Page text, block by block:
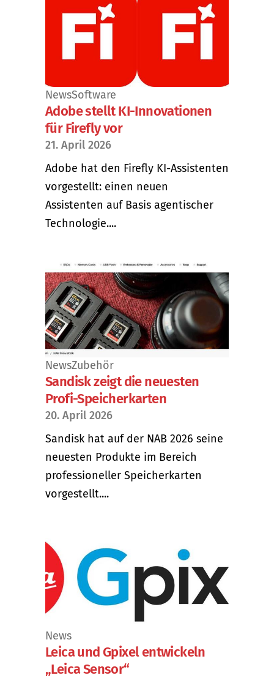
NewsSoftware
Adobe stellt KI-Innovationen
für Firefly vor
21. April 2026
Adobe hat den Firefly KI-Assistenten
vorgestellt: einen neuen
Assistenten auf Basis agentischer
Technologie....
NewsZubehör
Sandisk zeigt die neuesten
Profi-Speicherkarten
20. April 2026
Sandisk hat auf der NAB 2026 seine
neuesten Produkte im Bereich
professioneller Speicherkarten
vorgestellt....
News
Leica und Gpixel entwickeln
„Leica Sensor“